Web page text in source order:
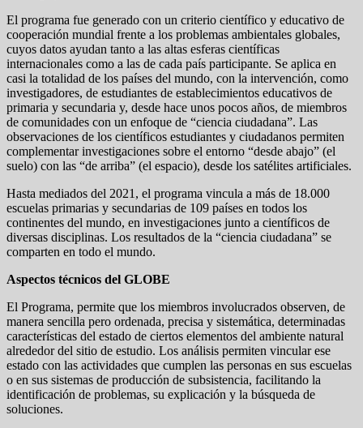
El programa fue generado con un criterio científico y educativo de
cooperación mundial frente a los problemas ambientales globales,
cuyos datos ayudan tanto a las altas esferas científicas
internacionales como a las de cada país participante. Se aplica en
casi la totalidad de los países del mundo, con la intervención, como
investigadores, de estudiantes de establecimientos educativos de
primaria y secundaria y, desde hace unos pocos años, de miembros
de comunidades con un enfoque de “ciencia ciudadana”. Las
observaciones de los científicos estudiantes y ciudadanos permiten
complementar investigaciones sobre el entorno “desde abajo” (el
suelo) con las “de arriba” (el espacio), desde los satélites artificiales.
Hasta mediados del 2021, el programa vincula a más de 18.000
escuelas primarias y secundarias de 109 países en todos los
continentes del mundo, en investigaciones junto a científicos de
diversas disciplinas. Los resultados de la “ciencia ciudadana” se
comparten en todo el mundo.
Aspectos técnicos del GLOBE
El Programa, permite que los miembros involucrados observen, de
manera sencilla pero ordenada, precisa y sistemática, determinadas
características del estado de ciertos elementos del ambiente natural
alrededor del sitio de estudio. Los análisis permiten vincular ese
estado con las actividades que cumplen las personas en sus escuelas
o en sus sistemas de producción de subsistencia, facilitando la
identificación de problemas, su explicación y la búsqueda de
soluciones.